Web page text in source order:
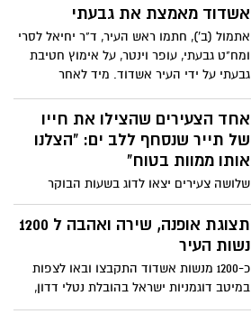
מבצע "צוק איתן"
אשדוד מאמצת את גבעתי
אתמול (ב'), חתמו ראש העיר, ד"ר יחיאל לסרי
ומח"ט גבעתי, עופר וינטר, על אימוץ חטיבת
גבעתי על ידי העיר אשדוד. מיד לאחר
חיילים לטקס באמפי המפואר של אשדוד
אחד הצעירים שהצילו את חייו
של תייר שנסחף ללב ים: "הצלנו
אותו ממוות בטוח"
שלושה צעירים יצאו לדוג בשעות הבוקר
המוקדמות של שבת, לא תיארו לעצמם שהם
בסופו של דבר יצילו חיים של צעיר שנכנס
למים באישון לילה ונסחף למרחק של
שום כלי שייט לידנו, פתאום ראינו ראש
מבצבץ מהמים. הוא היה ערום לגמרי, וזה
תצוגת אופנה, שירה ואהבה ל 1200
נשות העיר
כ-1200 מנשות אשדוד התקבצו ובאו לצפות
במיטב דוגמניות ישראל בהובלת נטלי דדון,
מציגות קולקציה של המעצבת טובהל'ה ונהנו